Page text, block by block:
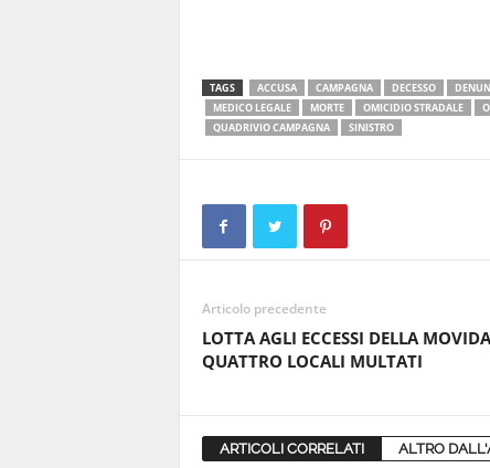
TAGS ACCUSA CAMPAGNA DECESSO
MEDICO LEGALE
MORTE OMICIDIO STRADALE
QUADRIVIO CAMPAGNA
SINISTRO
Articolo precedente
LOTTA AGLI ECCESSI DELLA
QUATTRO LOCALI MULTATI
ARTICOLI CORRELATI ALTRO